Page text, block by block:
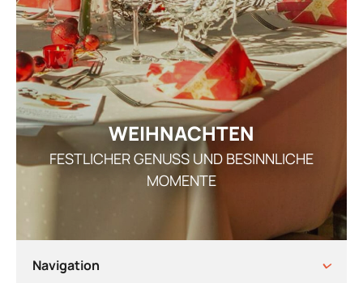
WEIHNACHTEN
FESTLICHER GENUSS UND BESINNLICHE
MOMENTE
Navigation